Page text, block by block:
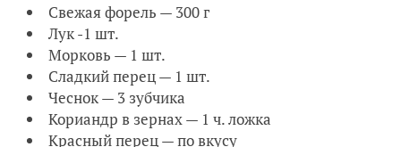
Свежая форель — 300 г
Лук -1 шт.
Морковь — 1 шт.
Сладкий перец — 1 шт.
Чеснок — 3 зубчика
Кориандр в зернах — 1 ч. ложка
Красный перец — по вкусу